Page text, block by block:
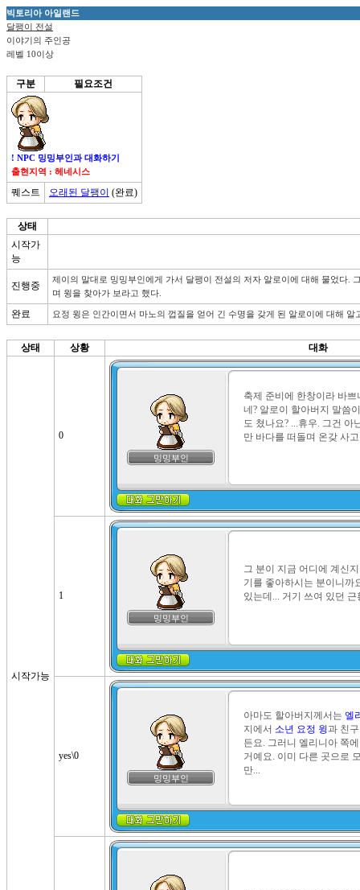
빅토리아 아일랜드
달팽이 전설
이야기의 주인공
레벨 10이상
구분 필요조건
! NPC 밍밍부인과 대화하기
출현지역 : 헤네시스
퀘스트 오래된 달팽이 (완료)
상태
시작가
능
진행중
제이의 말대로 밍밍부인에게 가서 달팽이 전설의 저자 알로이에 대해 물었다.
며 윙을 찾아가 보라고 했다.
완료 요정 윙은 인간이면서 마노의 껍질을 얻어 긴 수명을 갖게 된 알로이에 대해
상태 상황 대화
시작가능
0
밍밍부인
축제 준비에 한창이라 바
네? 알로이 할아버지 말씀
도 쳤나요? ...휴우. 그건 아
만 바다를 떠돌며 온갖 사
1
밍밍부인
그 분이 지금 어디에 계신
기를 좋아하시는 분이니까
있는데... 거기 쓰여 있던
yes\0
밍밍부인
아마도 할아버지께서는 엘
지에서 소년 요정 윙과 친
든요. 그러니 엘리니아 쪽
거예요. 이미 다른 곳으로
만...